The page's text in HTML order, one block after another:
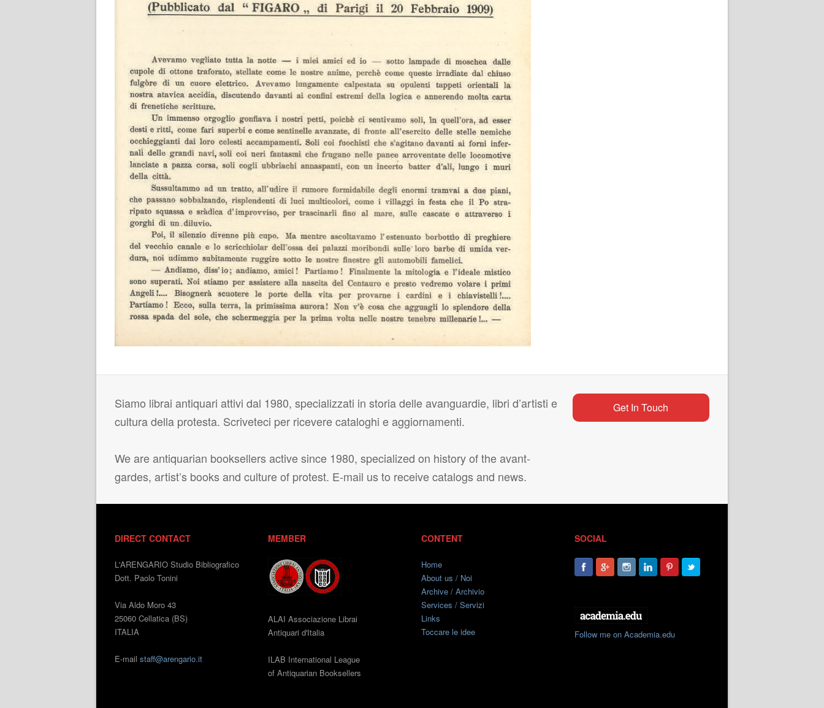
Siamo librai antiquari attivi dal 1980, specializzati in storia delle avanguardie, libri d’artisti e
cultura della protesta. Scriveteci per ricevere cataloghi e aggiornamenti.
We are antiquarian booksellers active since 1980, specialized on history of the avant-
gardes, artist’s books and culture of protest. E-mail us to receive catalogs and news.
Get In Touch
DIRECT CONTACT
L'ARENGARIO Studio Bibliografico
Dott. Paolo Tonini
Via Aldo Moro 43
25060 Cellatica (BS)
ITALIA
E-mail staff@arengario.it
MEMBER
ALAI Associazione Librai
Antiquari d'Italia
ILAB International League
of Antiquarian Booksellers
CONTENT
Home
About us / Noi
Archive / Archivio
Services / Servizi
Links
Toccare le idee
SOCIAL
Follow me on Academia.edu